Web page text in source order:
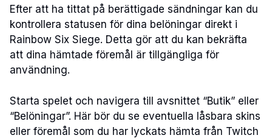
Efter att ha tittat på berättigade sändningar kan du
kontrollera statusen för dina belöningar direkt i
Rainbow Six Siege. Detta gör att du kan bekräfta
att dina hämtade föremål är tillgängliga för
användning.
Starta spelet och navigera till avsnittet “Butik” eller
“Belöningar”. Här bör du se eventuella låsbara skins
eller föremål som du har lyckats hämta från Twitch